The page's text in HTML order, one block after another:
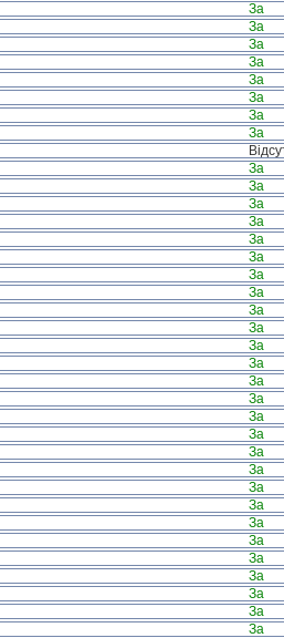
За
За
За
За
За
За
За
За
За
За
За
За
За
За
За
За
За
За
За
За
За
За
За
За
За
За
За
За
За
За
За
За
За
За
За